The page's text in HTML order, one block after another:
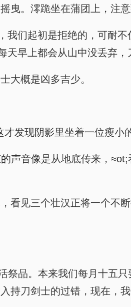
曳。澪跪坐在蒲团上，注
我们起初是拒绝的，可耐
早上都会从山中没丢弃
大概是凶多吉少。
发现阴影里坐着一位瘦小
声音像是从地底传来，
看见三个壮汉正将一个不
祭品。本来我们每月十五
持刀剑士的过错，现在，